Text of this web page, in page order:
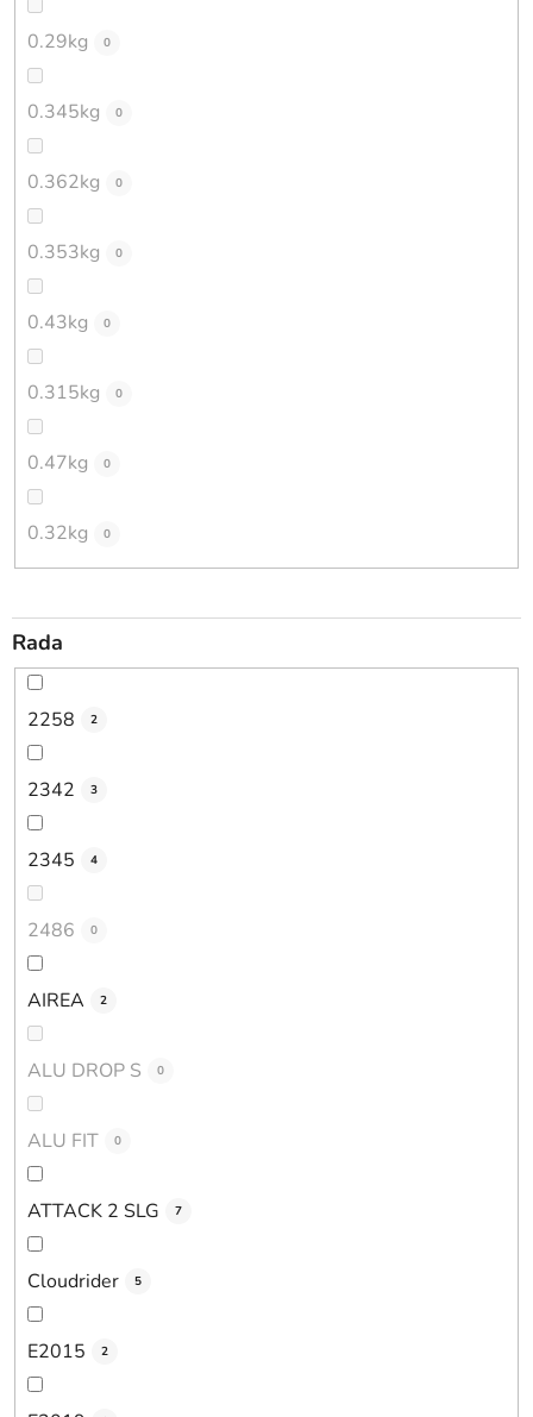
0.29kg 0
0.345kg 0
0.362kg 0
0.353kg 0
0.43kg 0
0.315kg 0
0.47kg 0
0.32kg 0
Rada
2258 2
2342 3
2345 4
2486 0
AIREA 2
ALU DROP S 0
ALU FIT 0
ATTACK 2 SLG 7
Cloudrider 5
E2015 2